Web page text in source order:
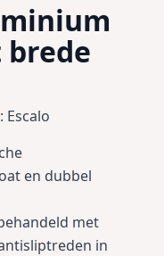
Escalo
en dubbel
met
in